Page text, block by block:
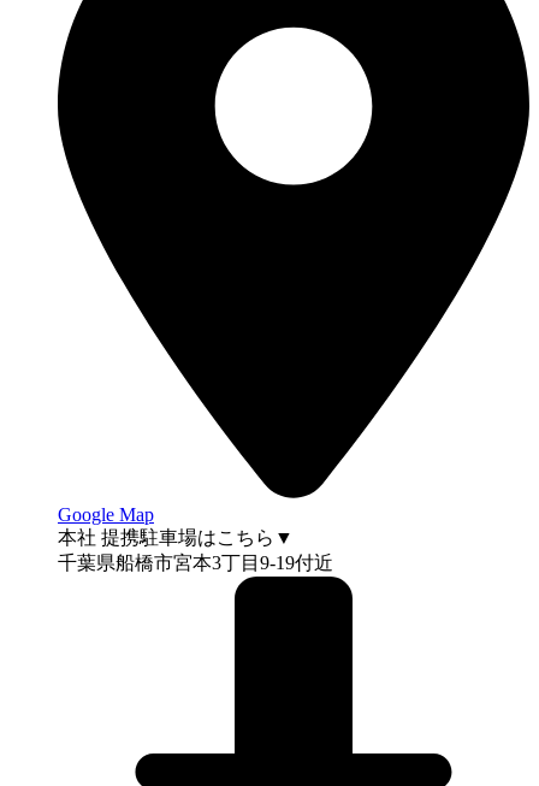
Google Map
本社 提携駐車場はこちら▼
千葉県船橋市宮本3丁目9-19付近